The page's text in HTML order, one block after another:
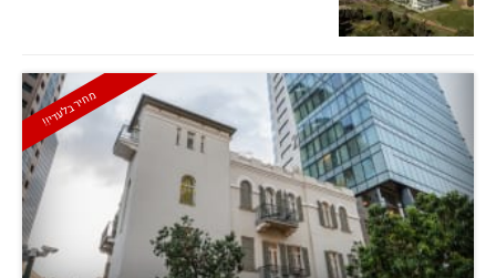
מחיר בלעדי!!